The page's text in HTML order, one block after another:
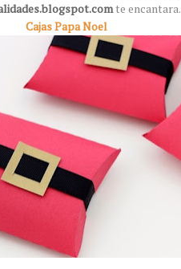
te encantara.
Cajas Papa Noel